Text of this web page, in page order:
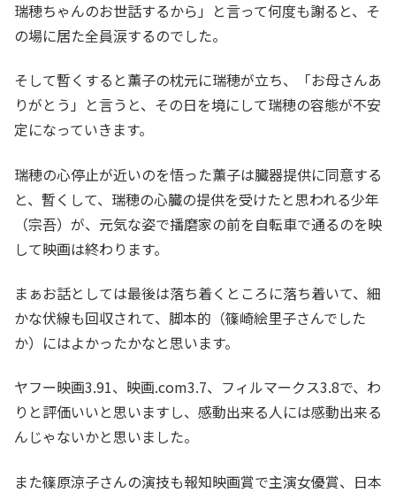
瑞穂ちゃんのお世話するから」と言って何度も謝ると、そ
の場に居た全員涙するのでした。
そして暫くすると薫子の枕元に瑞穂が立ち、「お母さんあ
りがとう」と言うと、その日を境にして瑞穂の容態が不安
定になっていきます。
瑞穂の心停止が近いのを悟った薫子は臓器提供に同意する
と、暫くして、瑞穂の心臓の提供を受けたと思われる少年
（宗吾）が、元気な姿で播磨家の前を自転車で通るのを映
して映画は終わります。
まぁお話としては最後は落ち着くところに落ち着いて、細
かな伏線も回収されて、脚本的（篠崎絵里子さんでした
か）にはよかったかなと思います。
ヤフー映画3.91、映画.com3.7、フィルマークス3.8で、わ
りと評価いいと思いますし、感動出来る人には感動出来る
んじゃないかと思いました。
また篠原涼子さんの演技も報知映画賞で主演女優賞、日本